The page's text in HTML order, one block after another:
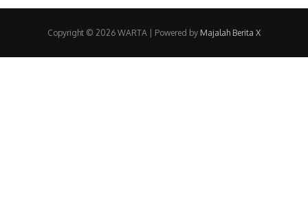
Copyright © 2026 WARTA | Powered by Majalah Berita X